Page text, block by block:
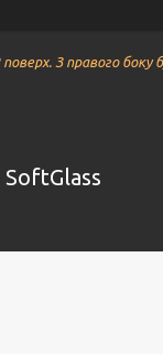
З правого боку
SoftGlass